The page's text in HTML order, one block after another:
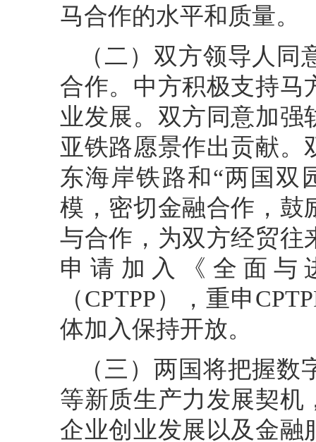
马合作的水平和质量。
（二）双方领导人
合作。中方积极支持马
业发展。双方同意加强
亚铁路愿景作出贡献。
东海岸铁路和“两国双
模，密切金融合作，鼓
与合作，为双方经贸往
申请加入《全面与
（CPTPP），重申
体加入保持开放。
（三）两国将把握
等新质生产力发展契机
企业创业发展以及金融